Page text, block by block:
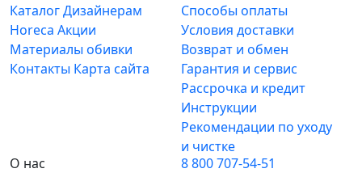
КаталогДизайнерам
Horeca Акции
Материалы обивки
Контакты Карта сайта
Способы оплаты
Условия доставки
Возврат и обмен
Гарантия и сервис
Рассрочка и кредит
Инструкции
Рекомендации по уходу
и чистке
О нас
8 800 707-54-51